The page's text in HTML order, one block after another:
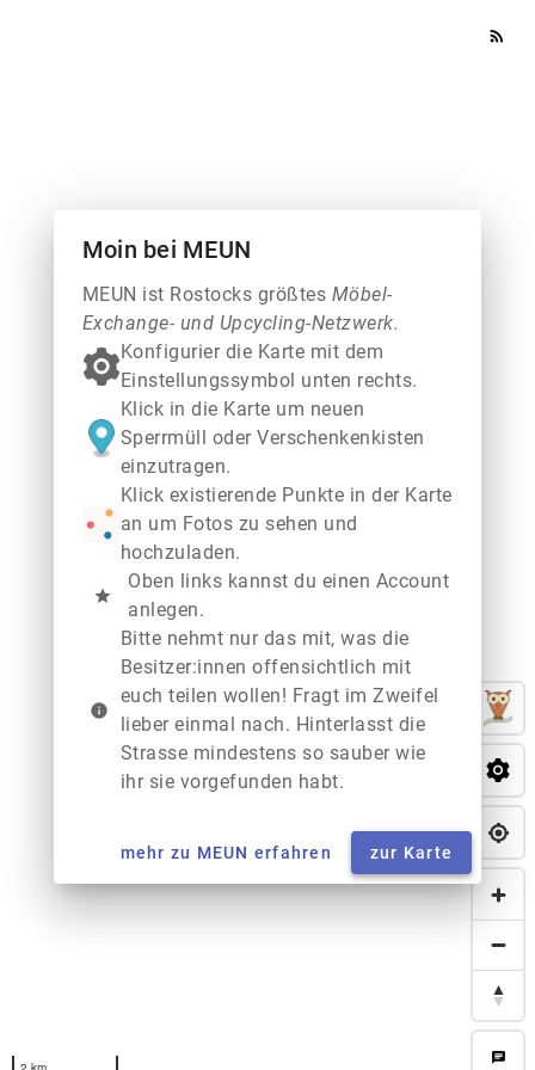
rss_feed
chat
Moin bei MEUN
MEUN ist Rostocks größtes Möbel-
Exchange- und Upcycling-Netzwerk.
Konfigurier die Karte mit dem
Einstellungssymbol unten rechts.
Klick in die Karte um neuen
Sperrmüll oder Verschenkenkisten
einzutragen.
Klick existierende Punkte in der Karte
an um Fotos zu sehen und
hochzuladen.
star
Oben links kannst du einen Account
anlegen.
info
Bitte nehmt nur das mit, was die
Besitzer:innen offensichtlich mit
euch teilen wollen! Fragt im Zweifel
lieber einmal nach. Hinterlasst die
Strasse mindestens so sauber wie
ihr sie vorgefunden habt.
mehr zu MEUN erfahren zur Karte